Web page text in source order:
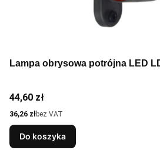
Lampa obrysowa potrójna LED
Cena
44,60 zł
Cena
36,26 złbez VAT
Do koszyka